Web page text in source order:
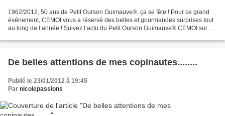
1962/2012, 50 ans de Petit Ourson Guimauve®, ça se fête ! Pour ce grand
événement, CEMOI vous a réservé des belles et gourmandes surprises tout
au long de l’année ! Suivez l’actu du Petit Ourson Guimauve® CEMOI sur
De belles attentions de mes copinautes........
Publié le 23/01/2012 à 19:45
Par nicolepassions